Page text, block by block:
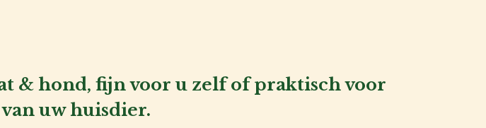
& hond, fijn voor u zelf of praktisch voor
uw huisdier.